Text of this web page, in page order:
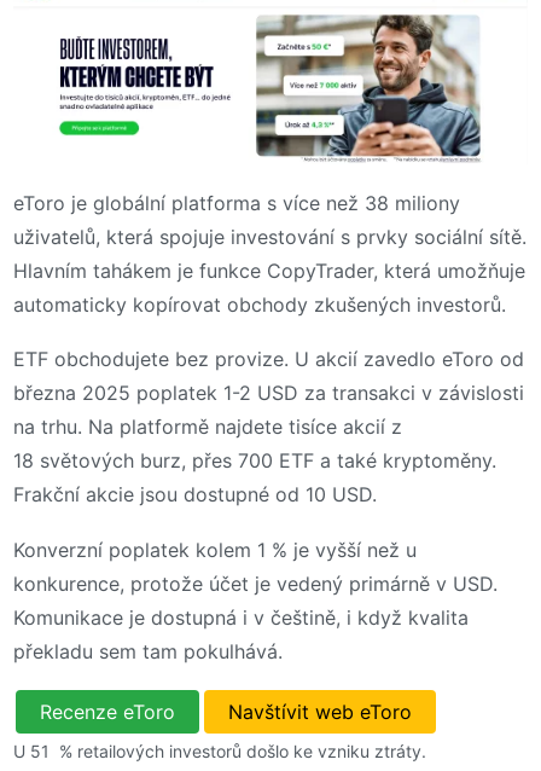
eToro je globální platforma s více než 38 miliony
uživatelů, která spojuje investování s prvky sociální sítě.
Hlavním tahákem je funkce CopyTrader, která umožňuje
automaticky kopírovat obchody zkušených investorů.
ETF obchodujete bez provize. U akcií zavedlo eToro od
března 2025 poplatek 1-2 USD za transakci v závislosti
na trhu. Na platformě najdete tisíce akcií z
18 světových burz, přes 700 ETF a také kryptoměny.
Frakční akcie jsou dostupné od 10 USD.
Konverzní poplatek kolem 1 % je vyšší než u
konkurence, protože účet je vedený primárně v USD.
Komunikace je dostupná i v češtině, i když kvalita
překladu sem tam pokulhává.
Recenze eToro Navštívit web eToro
U 51 % retailových investorů došlo ke vzniku ztráty.